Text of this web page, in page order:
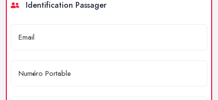
Identification Passager